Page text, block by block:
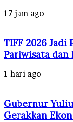
17 jam ago
TIFF 2026 Jadi
Pariwisata
1 hari ago
Gubernur
Gerakkan